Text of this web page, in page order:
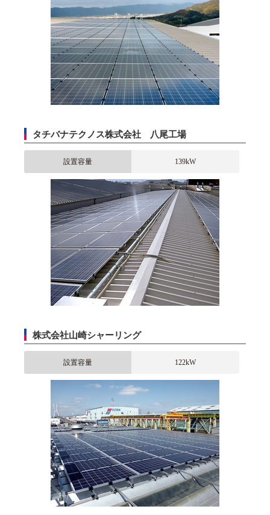
タチバナテクノス株式会社 八尾工場
設置容量 139kW
株式会社山崎シャーリング
設置容量 122kW